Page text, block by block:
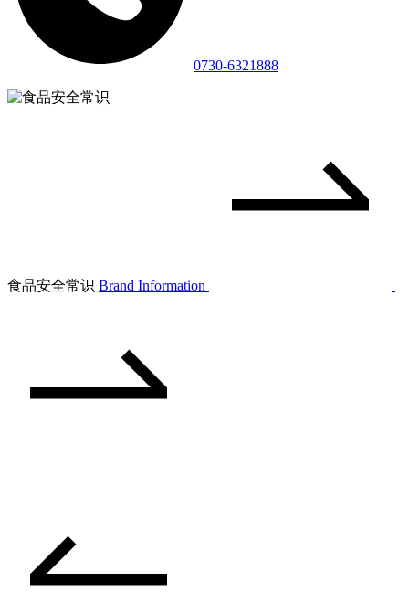
0730-6321888
食品安全常识 Brand Information